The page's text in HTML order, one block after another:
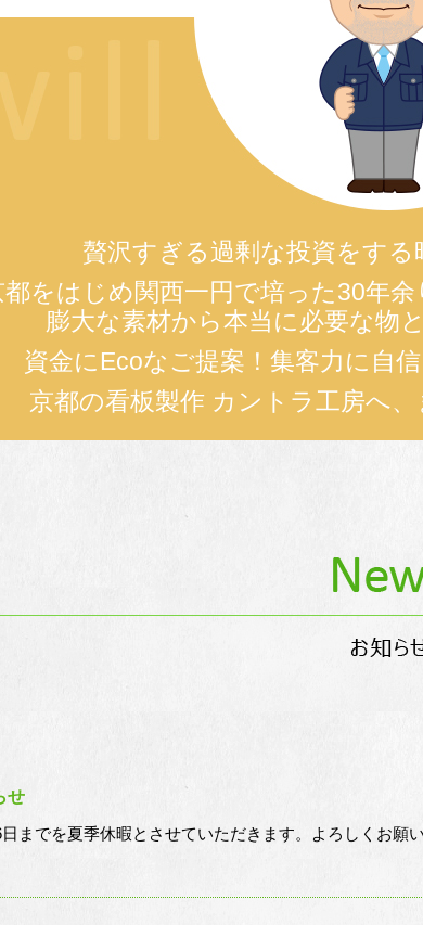
贅沢すぎる過剰な投資をする
都をはじめ関西一円で培った30年
膨大な素材から本当に必要な物
資金にEcoなご提案！集客力に自
京都の看板製作 カントラ工房へ
せ
までを夏季休暇とさせていただきます。よろしくお